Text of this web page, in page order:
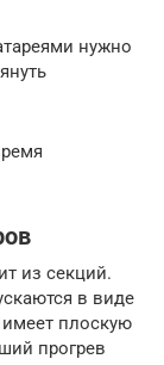
нужно
из секций.
в виде
имеет плоскую
прогрев